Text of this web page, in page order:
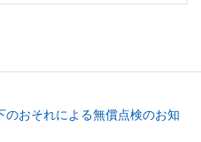
おそれによる無償点検のお知